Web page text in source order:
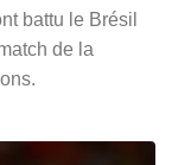
battu le Brésil
de la